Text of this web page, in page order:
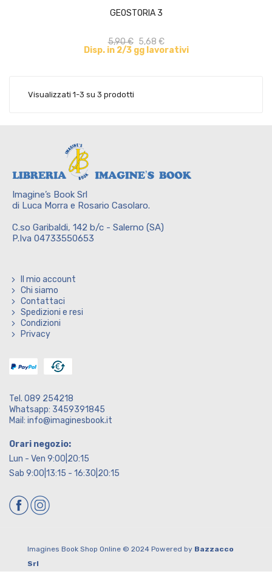
GEOSTORIA 3
5,90 € 5,68 €
Disp. in 2/3 gg lavorativi
Visualizzati 1-3 su 3 prodotti
Imagine’s Book Srl
di Luca Morra e Rosario Casolaro.
C.so Garibaldi, 142 b/c - Salerno (SA)
P.Iva 04733550653
Il mio account
Chi siamo
Contattaci
Spedizioni e resi
Condizioni
Privacy
Tel. 089 254218
Whatsapp: 3459391845
Mail: info@imaginesbook.it
Orari negozio:
Lun - Ven 9:00|20:15
Sab 9:00|13:15 - 16:30|20:15
Imagines Book Shop Online © 2024 Powered by Bazzacco
Srl